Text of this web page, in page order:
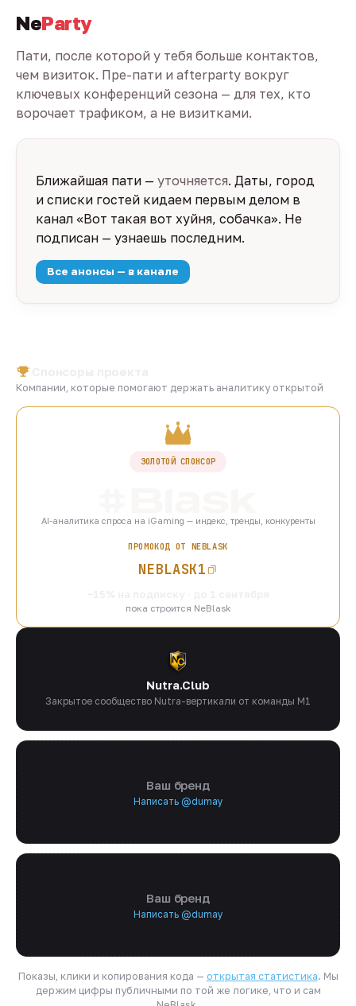
NeParty
Пати, после которой у тебя больше контактов,
чем визиток. Пре-пати и afterparty вокруг
ключевых конференций сезона — для тех, кто
ворочает трафиком, а не визитками.
Ближайшая пати — уточняется. Даты, город
и списки гостей кидаем первым делом в
канал «Вот такая вот хуйня, собачка». Не
подписан — узнаешь последним.
Все анонсы — в канале
Компании, которые помогают держать аналитику открытой
ЗОЛОТОЙ СПОНСОР
AI-аналитика спроса на iGaming — индекс, тренды, конкуренты
ПРОМОКОД ОТ NEBLASK
NEBLASK1
пока строится NeBlask
Nutra.Club
Закрытое сообщество Nutra-вертикали от команды M1
Ваш бренд
Написать @dumay
Ваш бренд
Написать @dumay
Показы, клики и копирования кода — открытая статистика. Мы
держим цифры публичными по той же логике, что и сам